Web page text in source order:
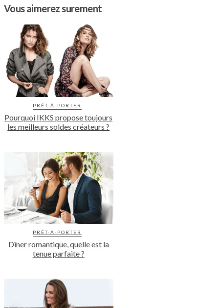
Vous aimerez surement
PRÊT-À-PORTER
Pourquoi IKKS propose toujours
les meilleurs soldes créateurs ?
PRÊT-À-PORTER
Dîner romantique, quelle est la
tenue parfaite ?